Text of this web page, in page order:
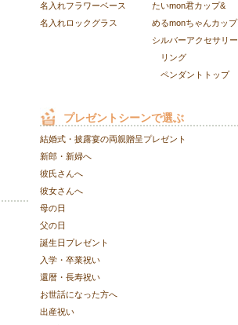
名入れフラワーベース
名入れロックグラス
たいmon君カップ&
めるmonちゃんカップ
シルバーアクセサリー
リング
ペンダントトップ
プレゼントシーンで選ぶ
結婚式・披露宴の両親贈呈プレゼント
新郎・新婦へ
彼氏さんへ
彼女さんへ
母の日
父の日
誕生日プレゼント
入学・卒業祝い
還暦・長寿祝い
お世話になった方へ
出産祝い